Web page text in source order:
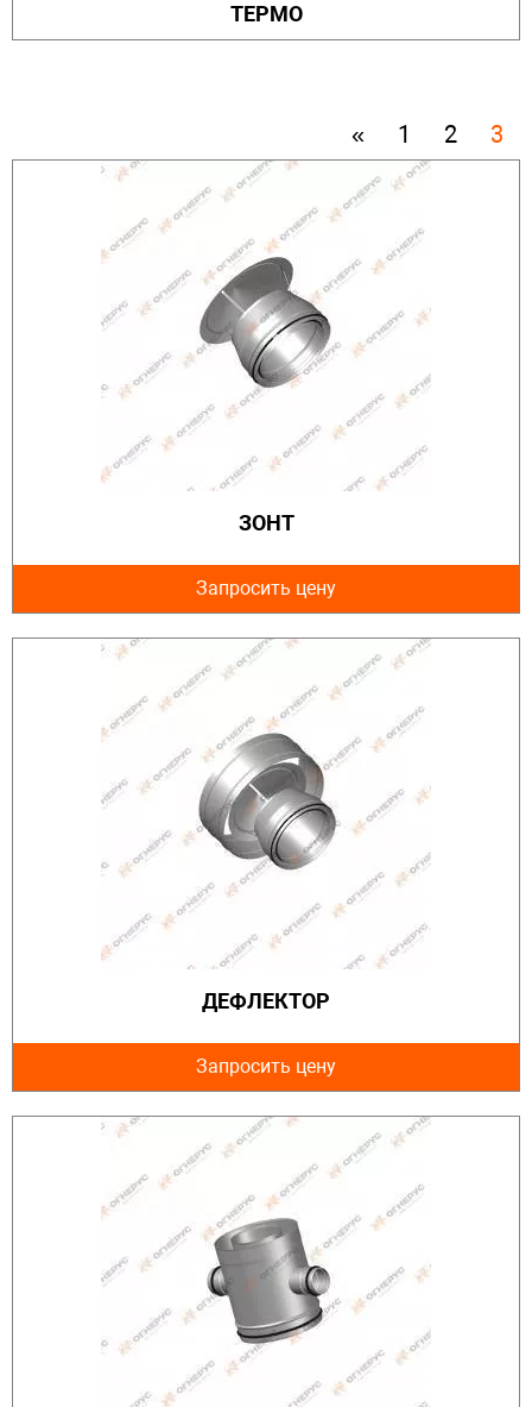
ТЕРМО
« 1 2 3
ЗОНТ
Запросить цену
ДЕФЛЕКТОР
Запросить цену